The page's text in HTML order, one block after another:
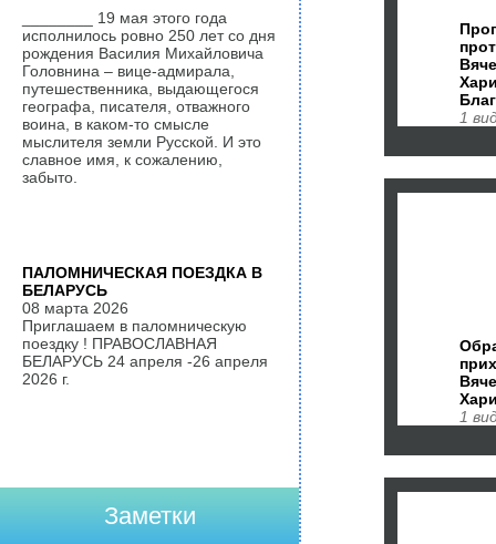
1
1
________ 19 мая этого года
исполнилось ровно 250 лет со дня
рождения Василия Михайловича
Головнина – вице-адмирала,
путешественника, выдающегося
географа, писателя, отважного
воина, в каком-то смысле
мыслителя земли Русской. И это
славное имя, к сожалению,
забыто.
ПАЛОМНИЧЕСКАЯ ПОЕЗДКА В
БЕЛАРУСЬ
08 марта 2026
Приглашаем в паломническую
поездку ! ПРАВОСЛАВНАЯ
БЕЛАРУСЬ 24 апреля -26 апреля
2026 г.
Заметки